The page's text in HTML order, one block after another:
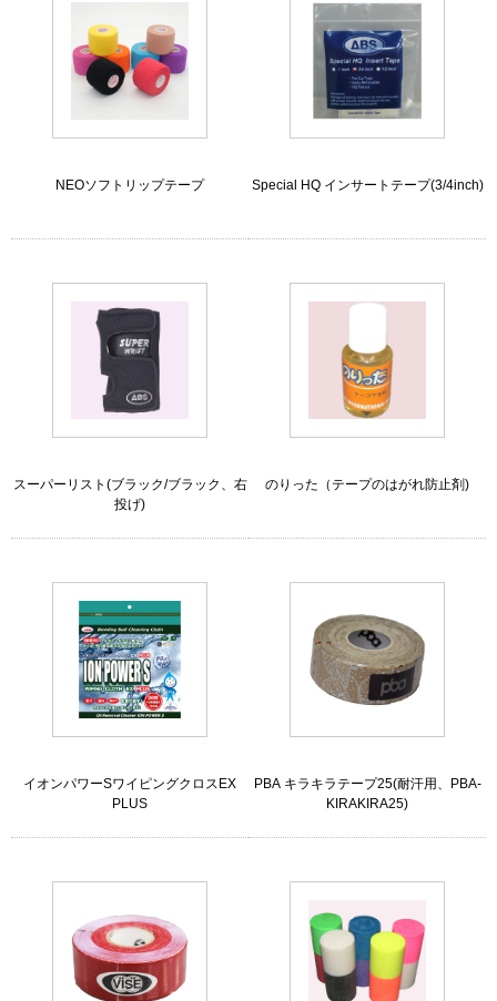
NEOソフトリップテープ Special HQ インサートテープ(3/4inch)
スーパーリスト(ブラック/ブラック、右
投げ)
のりった（テープのはがれ防止剤)
イオンパワーSワイピングクロスEX
PLUS
PBA キラキラテープ25(耐汗用、PBA-
KIRAKIRA25)